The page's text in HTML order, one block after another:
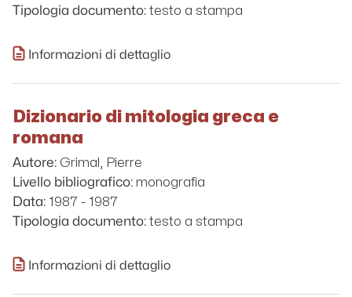
Tipologia documento: testo a stampa
Informazioni di dettaglio
Dizionario di mitologia greca e
romana
Autore: Grimal, Pierre
Livello bibliografico: monografia
Data: 1987 - 1987
Tipologia documento: testo a stampa
Informazioni di dettaglio